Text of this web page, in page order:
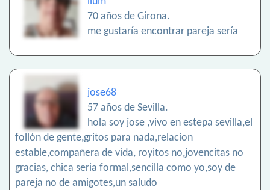
70 años de Girona.
me gustaría encontrar pareja sería
jose68
57 años de Sevilla.
hola soy jose ,vivo en estepa sevilla,el
follón de gente,gritos para nada,relacion
estable,compañera de vida, royitos no,jovencitas no
gracias, chica seria formal,sencilla como yo,soy de
pareja no de amigotes,un saludo